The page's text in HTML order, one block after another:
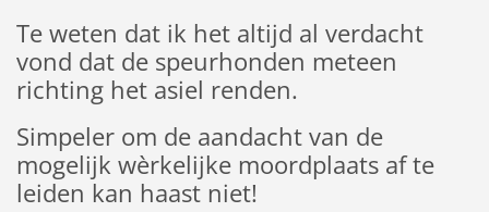
Te weten dat ik het altijd al verdacht
vond dat de speurhonden meteen
richting het asiel renden.
Simpeler om de aandacht van de
mogelijk wèrkelijke moordplaats af te
leiden kan haast niet!